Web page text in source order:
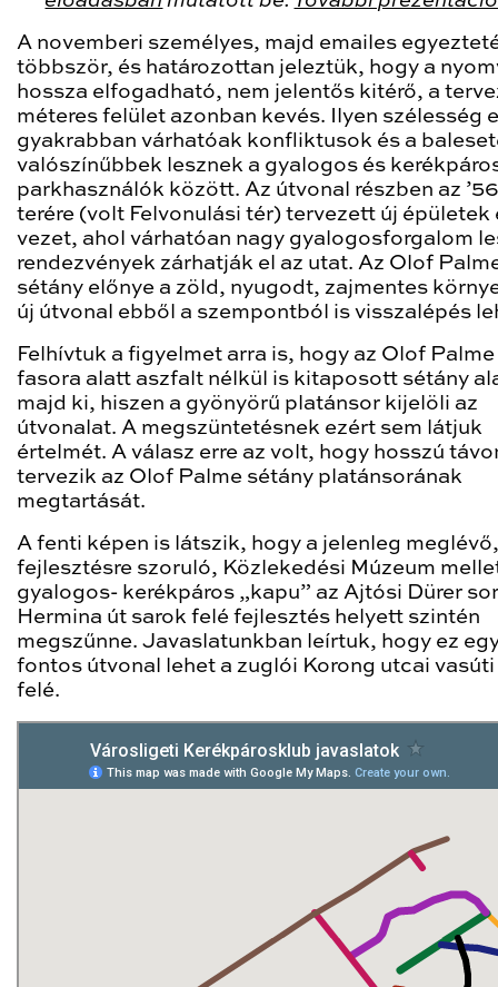
A novemberi személyes, majd emailes
többször, és határozottan jeleztük, hogy a
hossza elfogadható, nem jelentős kitérő, a
méteres felület azonban kevés. Ilyen szélesség
gyakrabban várhatóak konfliktusok és a
valószínűbbek lesznek a gyalogos és
parkhasználók között. Az útvonal részben az
terére (volt Felvonulási tér) tervezett új épületek
vezet, ahol várhatóan nagy gyalogosforgalom
rendezvények zárhatják el az utat. Az Olof
sétány előnye a zöld, nyugodt, zajmentes
új útvonal ebből a szempontból is visszalépés
Felhívtuk a figyelmet arra is, hogy az Olof
fasora alatt aszfalt nélkül is kitaposott sétány
majd ki, hiszen a gyönyörű platánsor kijelöli az
útvonalat. A megszüntetésnek ezért sem látjuk
értelmét. A válasz erre az volt, hogy hosszú
tervezik az Olof Palme sétány platánsorának
megtartását.
A fenti képen is látszik, hogy a jelenleg
fejlesztésre szoruló, Közlekedési Múzeum
gyalogos- kerékpáros „kapu” az Ajtósi Dürer
Hermina út sarok felé fejlesztés helyett szintén
megszűnne. Javaslatunkban leírtuk, hogy ez
fontos útvonal lehet a zuglói Korong utcai
felé.